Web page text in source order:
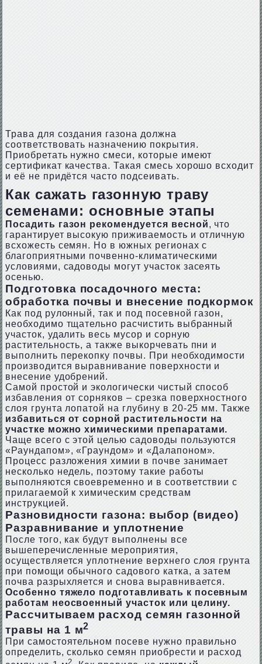
Трава для создания газона должна
соответствовать назначению покрытия.
Приобретать нужно смеси, которые имеют
сертификат качества. Такая смесь хорошо всходит
и её не придётся часто подсеивать.
Как сажать газонную траву
семенами: основные этапы
Посадить газон рекомендуется весной, что
гарантирует высокую приживаемость и отличную
всхожесть семян. Но в южных регионах с
благоприятными почвенно-климатическими
условиями, садоводы могут участок засеять
осенью.
Подготовка посадочного места:
обработка почвы и внесение подкормок
Как под рулонный, так и под посевной газон,
необходимо тщательно расчистить выбранный
участок, удалить весь мусор и сорную
растительность, а также выкорчевать пни и
выполнить перекопку почвы. При необходимости
производится выравнивание поверхности и
внесение удобрений.
Самой простой и экологически чистый способ
избавления от сорняков – срезка поверхностного
слоя грунта лопатой на глубину в 20-25 мм. Также
избавиться от сорной растительности на
участке можно химическими препаратами.
Чаще всего с этой целью садоводы пользуются
«Раундапом», «Граундом» и «Далапоном».
Процесс разложения химии в почве занимает
несколько недель, поэтому такие работы
выполняются своевременно и в соответствии с
прилагаемой к химическим средствам
инструкцией.
Разновидности газона: выбор (видео)
Разравнивание и уплотнение
После того, как будут выполнены все
вышеперечисленные мероприятия,
осуществляется уплотнение верхнего слоя грунта
при помощи обычного садового катка, а затем
почва разрыхляется и снова выравнивается.
Особенно тяжело подготавливать к посевным
работам неосвоенный участок или целину.
Рассчитываем расход семян газонной
травы на 1 м2
При самостоятельном посеве нужно правильно
определить, сколько семян приобрести и расход
2